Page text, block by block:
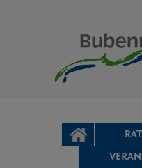
STARTSEITE